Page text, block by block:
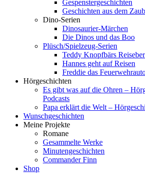
Gespenstergeschichten
Geschichten aus dem
Dino-Serien
Dinosaurier-Märchen
Die Dinos und das Boo
Plüsch/Spielzeug-Serien
Teddy Knopfbärs
Hannes geht auf Reisen
Freddie das
Hörgeschichten
Es gibt was auf die Ohren –
Podcasts
Papa erklärt die Welt –
Wunschgeschichten
Meine Projekte
Romane
Gesammelte Werke
Minutengeschichten
Commander Finn
Shop